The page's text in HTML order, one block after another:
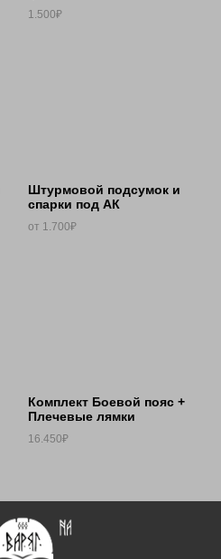
1.500₽
Штурмовой подсумок и
спарки под АК
от 1.700₽
Комплект Боевой пояс +
Плечевые лямки
16.450₽